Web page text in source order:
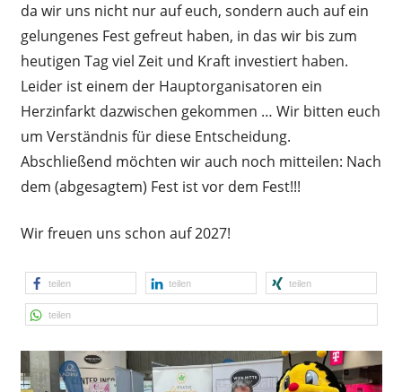
da wir uns nicht nur auf euch, sondern auch auf ein
gelungenes Fest gefreut haben, in das wir bis zum
heutigen Tag viel Zeit und Kraft investiert haben.
Leider ist einem der Hauptorganisatoren ein
Herzinfarkt dazwischen gekommen … Wir bitten euch
um Verständnis für diese Entscheidung.
Abschließend möchten wir auch noch mitteilen: Nach
dem (abgesagtem) Fest ist vor dem Fest!!!
Wir freuen uns schon auf 2027!
teilen teilen teilen
teilen